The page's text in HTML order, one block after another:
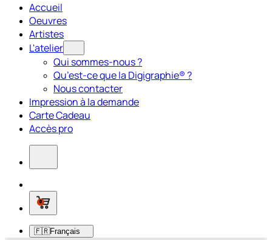
Accueil
Oeuvres
Artistes
L'atelier
Qui sommes-nous ?
Qu’est-ce que la Digigraphie® ?
Nous contacter
Impression à la demande
Carte Cadeau
Accès pro
0
🇫🇷Français